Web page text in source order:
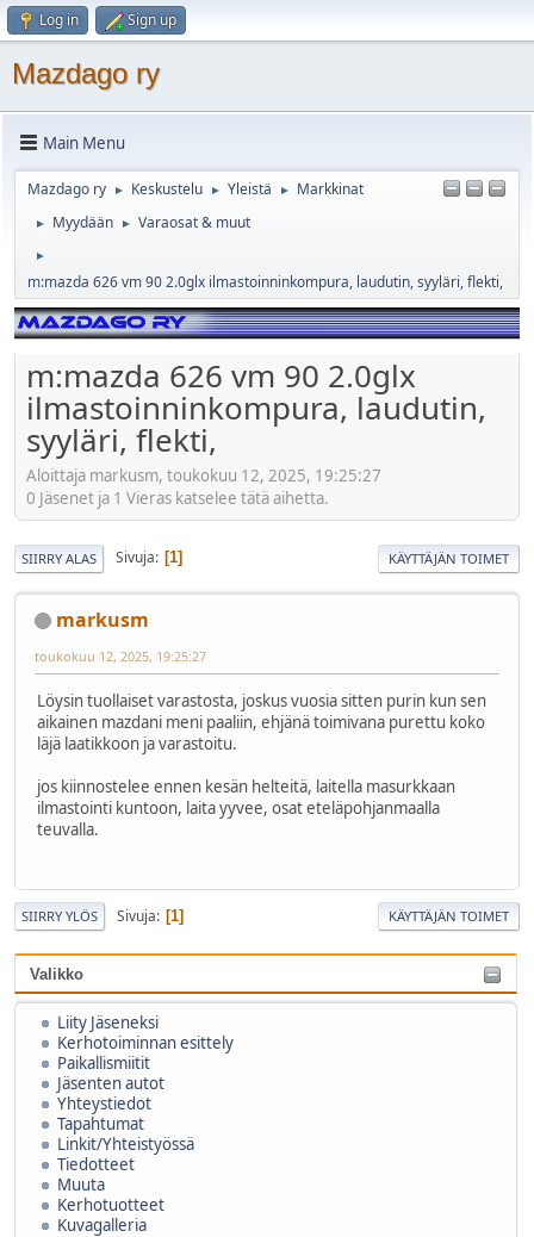
Log in Sign up
Mazdago ry
Main Menu
Mazdago ry ► Keskustelu ► Yleistä ► Markkinat
► Myydään ► Varaosat & muut
►
m:mazda 626 vm 90 2.0glx ilmastoinninkompura, laudutin, syyläri, flekti,
Valikko
Liity Jäseneksi
Kerhotoiminnan esittely
Paikallismiitit
Jäsenten autot
Yhteystiedot
Tapahtumat
Linkit/Yhteistyössä
Tiedotteet
Muuta
Kerhotuotteet
Kuvagalleria
m:mazda 626 vm 90 2.0glx
ilmastoinninkompura, laudutin,
syyläri, flekti,
Aloittaja markusm, toukokuu 12, 2025, 19:25:27
0 Jäsenet ja 1 Vieras katselee tätä aihetta.
SIIRRY ALAS Sivuja 1 KÄYTTÄJÄN TOIMET
markusm
toukokuu 12, 2025, 19:25:27
Löysin tuollaiset varastosta, joskus vuosia sitten purin kun sen
aikainen mazdani meni paaliin, ehjänä toimivana purettu koko
läjä laatikkoon ja varastoitu.
jos kiinnostelee ennen kesän helteitä, laitella masurkkaan
ilmastointi kuntoon, laita yyvee, osat eteläpohjanmaalla
teuvalla.
SIIRRY YLÖS Sivuja 1 KÄYTTÄJÄN TOIMET